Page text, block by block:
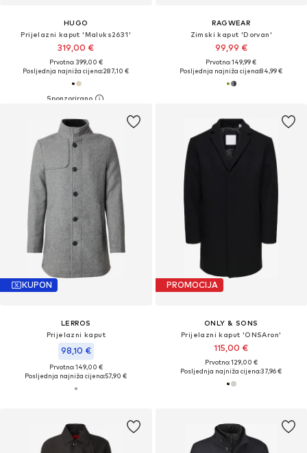
HUGO
Prijelazni kaput 'Maluks2631'
319,00 €
Prvotno: 399,00 €
Posljednja najniža cijena:287,10 €
RAGWEAR
Zimski kaput 'Dorvan'
99,99 €
Prvotno: 149,99 €
Posljednja najniža cijena:84,99 €
KUPON
LERROS
Prijelazni kaput
98,10 €
Prvotno: 149,00 €
Posljednja najniža cijena:57,90 €
PROMOCIJA
ONLY & SONS
Prijelazni kaput 'ONSAron'
115,00 €
Prvotno: 129,00 €
Posljednja najniža cijena:37,96 €